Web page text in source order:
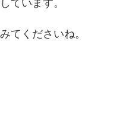
てくださいね。